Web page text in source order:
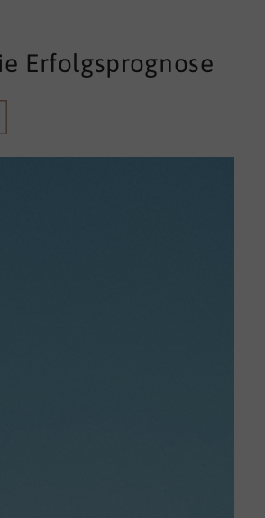
Erfolgsprognose